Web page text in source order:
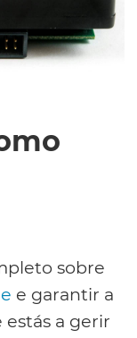
sobre
e garantir a
estás a gerir